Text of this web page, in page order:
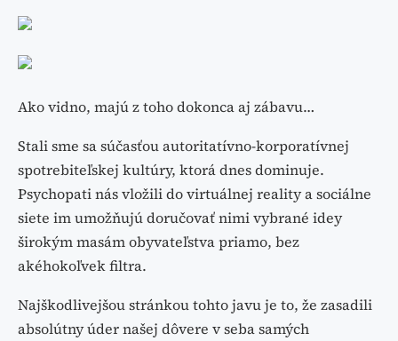
Ako vidno, majú z toho dokonca aj zábavu…
Stali sme sa súčasťou autoritatívno-korporatívnej
spotrebiteľskej kultúry, ktorá dnes dominuje.
Psychopati nás vložili do virtuálnej reality a sociálne
siete im umožňujú doručovať nimi vybrané idey
širokým masám obyvateľstva priamo, bez
akéhokoľvek filtra.
Najškodlivejšou stránkou tohto javu je to, že zasadili
absolútny úder našej dôvere v seba samých